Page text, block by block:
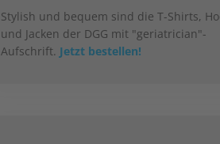
Stylish und bequem sind die T-Shirts,
und Jacken der DGG mit "geriatrician"-
Aufschrift. Jetzt bestellen!